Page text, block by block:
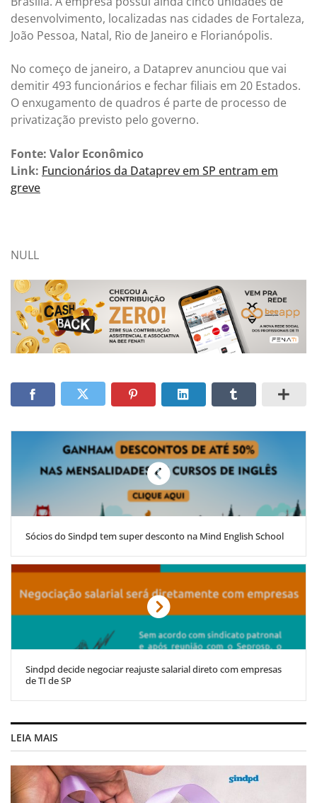
desenvolvimento, localizadas nas cidades de Fortaleza,
João Pessoa, Natal, Rio de Janeiro e Florianópolis.
No começo de janeiro, a Dataprev anunciou que vai
demitir 493 funcionários e fechar filiais em 20 Estados.
O enxugamento de quadros é parte de processo de
privatização previsto pelo governo.
Fonte: Valor Econômico
Link: Funcionários da Dataprev em SP entram em
greve
NULL
Sócios do Sindpd tem super desconto na Mind English School
Sindpd decide negociar reajuste salarial direto com empresas
de TI de SP
LEIA MAIS